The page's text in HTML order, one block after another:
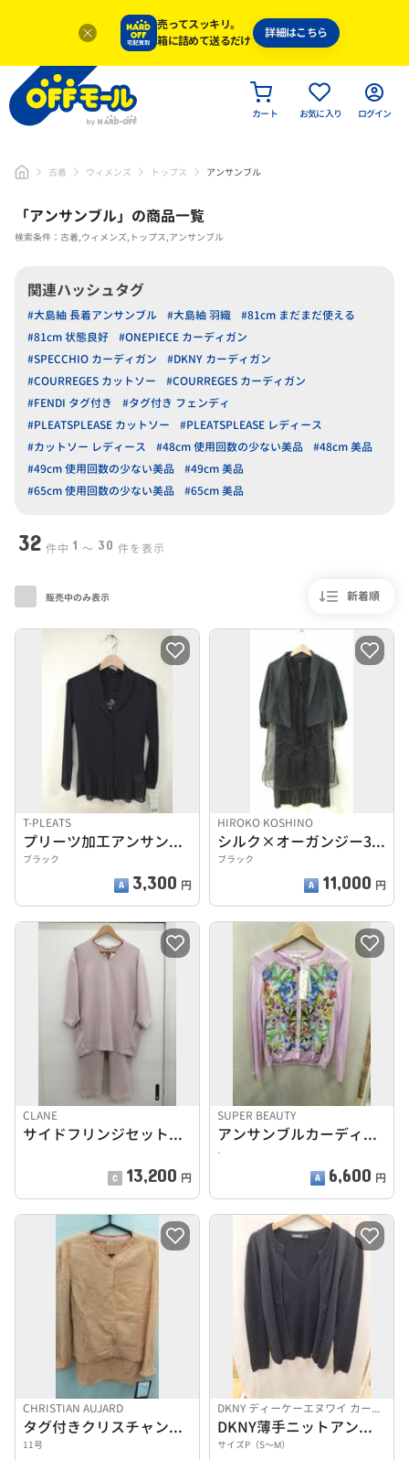
売ってスッキリ。
箱に詰めて送るだけ
詳細はこちら
カート お気に入り ログイン
古着 ウィメンズ トップス アンサンブル
「アンサンブル」 の商品一覧
検索条件：古着,ウィメンズ,トップス,アンサンブル
関連ハッシュタグ
#大島紬 長着アンサンブル #大島紬 羽織
#81cm まだまだ使える
#81cm 状態良好
#ONEPIECE カーディガン
#SPECCHIO カーディガン
#DKNY カーディガン
#COURREGES カットソー
#COURREGES カーディガン
#FENDI タグ付き
#タグ付き フェンディ
#PLEATSPLEASE カットソー
#PLEATSPLEASE レディース
#カットソー レディース
#48cm 使用回数の少ない美品
#48cm 美品
#49cm 使用回数の少ない美品
#49cm 美品
#65cm 使用回数の少ない美品
#65cm 美品
32 件中 1 〜 30 件を表示
新着順
販売中のみ表示
T-PLEATS
プリーツ加工アンサンブル
ブラック
3,300 円
HIROKO KOSHINO
シルク×オーガンジー3点セット HIROKO KOSHINO
ブラック
11,000 円
CLANE
サイドフリンジセットアップ
13,200 円
SUPER BEAUTY
アンサンブルカーディガン
-
6,600 円
CHRISTIAN AUJARD
タグ付きクリスチャンオジャール セットアップスーツ
11号
DKNY ディーケーエヌワイ カーディガン ブラック
DKNY薄手ニットアンサンブル
サイズP（S〜М）